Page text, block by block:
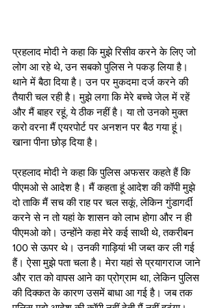
प्रहलाद मोदी ने कहा कि मुझे रिसीव करने के लिए जो
लोग आ रहे थे, उन सबको पुलिस ने पकड़ लिया है।
थाने में बैठा दिया है। उन पर मुकदमा दर्ज करने की
तैयारी चल रही है। मुझे लगा कि मेरे बच्‍चे जेल में रहें
और मैं बाहर रहूं, ये ठीक नहीं है। या तो उनको मुक्‍त
करो वरना मैं एयरपोर्ट पर अनशन पर बैठ गया हूं।
खाना पीना छोड़ दिया है।
प्रहलाद मोदी ने कहा कि पुलिस अफसर कहते हैं कि
पीएमओ से आदेश है। मैं कहता हूं आदेश की कॉपी मुझे
दो ताकि मैं सच की राह पर चल सकूं, लेकिन गुंडागर्दी
करने से न तो यहां के शासन को लाभ होगा और न ही
पीएमओ को। उन्‍होंने कहा मेरे कई साथी थे, तकरीबन
100 से ऊपर थे। उनकी गाड़ियां भी जब्‍त कर ली गई
हैं। ऐसा मुझे पता चला है। मेरा यहां से प्रयागराज जाने
और रात को वापस आने का प्रोग्राम था, लेकिन पुलिस
की दिक्‍कत के कारण उसमें बाधा आ गई है। जब तक